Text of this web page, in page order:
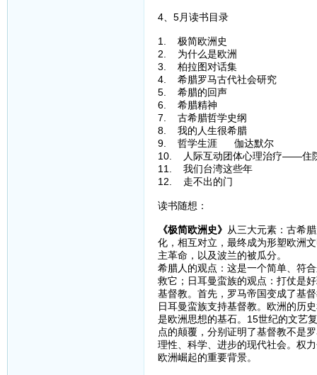
4、5月读书目录
1. 极简欧洲史
2. 为什么是欧洲
3. 柏拉图对话集
4. 希腊罗马古代社会研究
5. 希腊的回声
6. 希腊精神
7. 古希腊哲学史纲
8. 我的人生很希腊
9. 哲学生涯 伽达默尔
10. 人际互动团体心理治疗——住
11. 我们台湾这些年
12. 走不出的门
读书随想：
《极简欧洲史》 从三大元素：古希
化，相互对立，最终成为形塑欧洲
主革命，以及波兰的被瓜分。
希腊人的观点：这是一个简单、符
救它；日耳曼蛮族的观点：打仗是
基督教。首先，罗马帝国变成了基
日耳曼蛮族支持基督教。欧洲的历
是欧洲思想的基石。15世纪的文艺
点的颠覆，分别证明了基督教不是
理性、科学、进步的现代社会。权
欧洲崛起的重要背景。